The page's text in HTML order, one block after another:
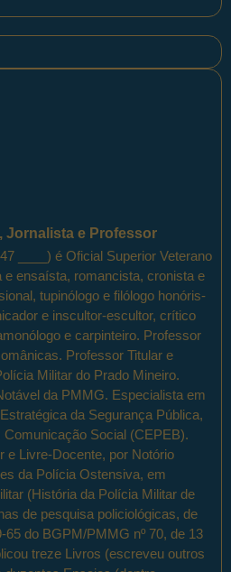
Jornalista e Professor
____) é Oficial Superior Veterano
ensaísta, romancista, cronista e
tupinólogo e filólogo honóris-
e inscultor-escultor, crítico
e carpinteiro. Professor
Professor Titular e
Militar do Prado Mineiro.
da PMMG. Especialista em
da Segurança Pública,
Social (CEPEB).
e Livre-Docente, por Notório
da Polícia Ostensiva, em
(História da Polícia Militar de
de pesquisa policiológicas, de
do BGPM/PMMG nº 70, de 13
treze Livros (escreveu outros